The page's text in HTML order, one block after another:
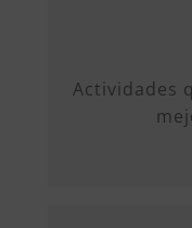
Actividades
Más de
formato